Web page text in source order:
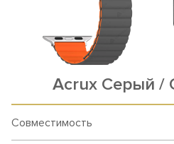
Acrux Серый /
Совместимость